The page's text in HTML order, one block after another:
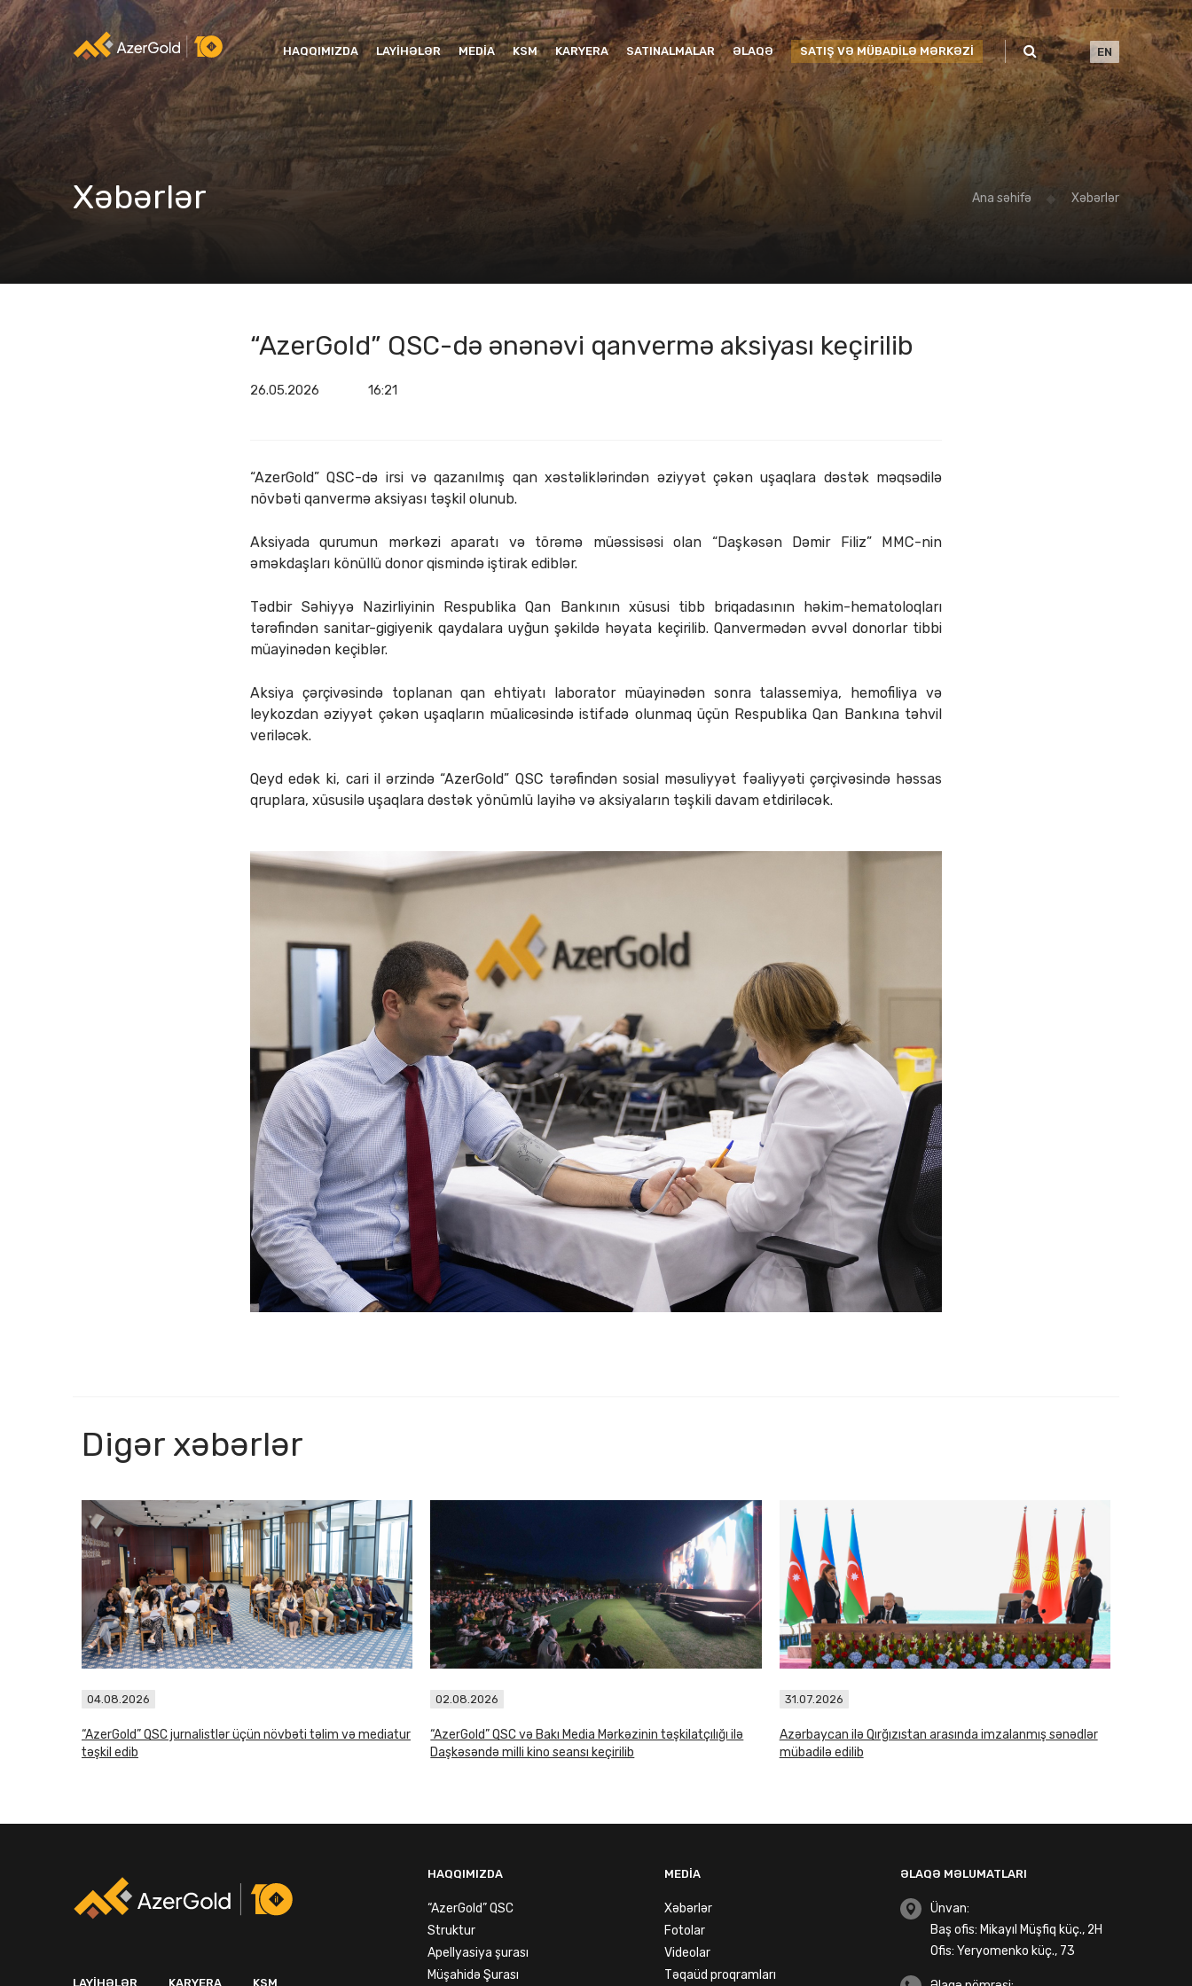
HAQQIMIZDA LAYIHƏLƏR MEDIA KSM KARYERA SATINALMALAR ƏLAQƏ SATIŞ VƏ MÜBADİLƏ MƏRKƏZİ EN
Xəbərlər Ana səhifə Xəbərlər
“AzerGold” QSC-də ənənəvi qanvermə aksiyası keçirilib
26.05.2026 16:21
“AzerGold” QSC-də irsi və qazanılmış qan xəstəliklərindən əziyyət çəkən uşaqlara dəstək məqsədilə
növbəti qanvermə aksiyası təşkil olunub.
Aksiyada qurumun mərkəzi aparatı və törəmə müəssisəsi olan “Daşkəsən Dəmir Filiz” MMC-nin
əməkdaşları könüllü donor qismində iştirak ediblər.
Tədbir Səhiyyə Nazirliyinin Respublika Qan Bankının xüsusi tibb briqadasının həkim-hematoloqları
tərəfindən sanitar-gigiyenik qaydalara uyğun şəkildə həyata keçirilib. Qanvermədən əvvəl donorlar tibbi
müayinədən keçiblər.
Aksiya çərçivəsində toplanan qan ehtiyatı laborator müayinədən sonra talassemiya, hemofiliya və
leykozdan əziyyət çəkən uşaqların müalicəsində istifadə olunmaq üçün Respublika Qan Bankına təhvil
veriləcək.
Qeyd edək ki, cari il ərzində “AzerGold” QSC tərəfindən sosial məsuliyyət fəaliyyəti çərçivəsində həssas
qruplara, xüsusilə uşaqlara dəstək yönümlü layihə və aksiyaların təşkili davam etdiriləcək.
Digər xəbərlər
04.08.2026
“AzerGold” QSC jurnalistlər üçün növbəti təlim və mediatur
təşkil edib
02.08.2026
“AzerGold” QSC və Bakı Media Mərkəzinin təşkilatçılığı ilə
Daşkəsəndə milli kino seansı keçirilib
31.07.2026
Azərbaycan ilə Qırğızıstan arasında imzalanmış sənədlər
mübadilə edilib
LAYIHƏLƏR KARYERA KSM
HAQQIMIZDA
“AzerGold” QSC
Struktur
Apellyasiya şurası
Müşahidə Şurası
MEDIA
Xəbərlər
Fotolar
Videolar
Təqaüd proqramları
ƏLAQƏ MƏLUMATLARI
Ünvan:
Baş ofis: Mikayıl Müşfiq küç., 2H
Ofis: Yeryomenko küç., 73